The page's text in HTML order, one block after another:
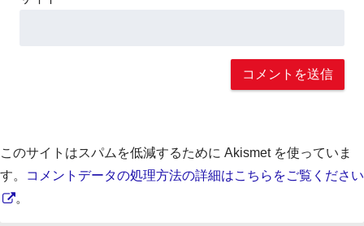
このサイトはスパムを低減するために Akismet を使っていま
す。
コメントデータの処理方法の詳細はこちらをご覧ください
。